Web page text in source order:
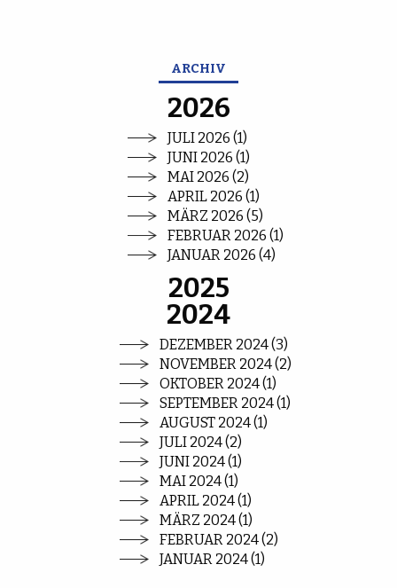
ARCHIV
2026
JULI 2026 (1)
JUNI 2026 (1)
MAI 2026 (2)
APRIL 2026 (1)
MÄRZ 2026 (5)
FEBRUAR 2026 (1)
JANUAR 2026 (4)
2025
2024
DEZEMBER 2024 (3)
NOVEMBER 2024 (2)
OKTOBER 2024 (1)
SEPTEMBER 2024 (1)
AUGUST 2024 (1)
JULI 2024 (2)
JUNI 2024 (1)
MAI 2024 (1)
APRIL 2024 (1)
MÄRZ 2024 (1)
FEBRUAR 2024 (2)
JANUAR 2024 (1)